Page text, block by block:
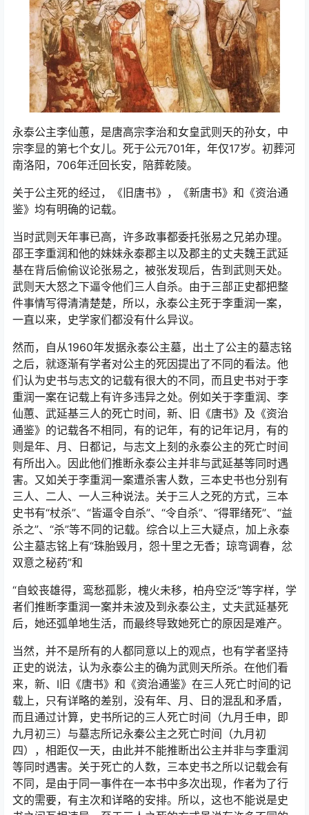
永泰公主李仙蕙，是唐高宗李治和女皇武则天的孙女，中
宗李显的第七个女儿。死于公元701年，年仅17岁。初葬河
南洛阳，706年迁回长安，陪葬乾陵。
关于公主死的经过，《旧唐书》，《新唐书》和《资治通
鉴》均有明确的记载。
当时武则天年事已高，许多政事都委托张易之兄弟办理。
邵王李重润和他的妹妹永泰郡主以及郡主的丈夫魏王武延
基在背后偷偷议论张易之，被张发现后，告到武则天处。
武则天大怒之下逼令他们三人自杀。由于三部正史都把整
件事情写得清清楚楚，所以，永泰公主死于李重润一案，
一直以来，史学家们都没有什么异议。
然而，自从1960年发据永泰公主墓，出土了公主的墓志铭
之后，就逐渐有学者对公主的死因提出了不同的看法。他
们认为史书与志文的记载有很大的不同，而且史书对于李
重润一案在记载上有许多违异之处。例如关于李重润、李
仙蕙、武延基三人的死亡时间，新、旧《唐书》及《资治
通鉴》的记载各不相同，有的记年，有的记年记月，有的
则是年、月、日都记，与志文上刻的永泰公主的死亡时间
有所出入。因此他们推断永泰公主并非与武延基等同时遇
害。又如关于李重润一案遭杀害人数，三本史书也分别有
三人、二人、一人三种说法。关于三人之死的方式，三本
史书有“杖杀”、“皆逼令自杀”、“令自杀”、“得罪绪死”、“益
杀之”、“杀”等不同的记载。综合以上三大疑点，加上永泰
公主墓志铭上有“珠胎毁月，怨十里之无香；琼弯调春，忿
双意之秘药”和
“自蛟丧雄得，鸾愁孤影，槐火未移，柏舟空泛”等字样，学
者们推断李重润一案并未波及到永泰公主，丈夫武延基死
后，她还弧单地生活，而最终导致她死亡的原因是难产。
当然，并不是所有的人都同意以上的观点，也有学者坚持
正史的说法，认为永泰公主的确为武则天所杀。在他们看
来，新、I旧《唐书》和《资治通鉴》在三人死亡时间的记
载上，只有详略的差别，没有年、月、日的混乱和矛盾，
而且通过计算，史书所记的三人死亡时间（九月壬申，即
九月初三）与墓志所记永秦公主之死亡时间（九月初
四），相距仅一天，由此并不能推断出公主并非与李重润
等同时遇害。关于死亡的人数，三本史书之所以记载会有
不同，是由于同一事件在一本书中多次出现，作者为了行
文的需要，有主次和详略的安排。所以，这也不能说是史